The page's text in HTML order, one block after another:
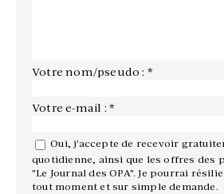
Votre nom/pseudo : *
Votre e-mail : *
Oui, j'accepte de recevoir
quotidienne, ainsi que les offres des
"Le Journal des OPA". Je pourrai
tout moment et sur simple demande.